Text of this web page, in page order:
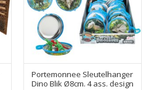
Portemonnee Sleutelhanger
Dino Blik Ø8cm. 4 ass. design